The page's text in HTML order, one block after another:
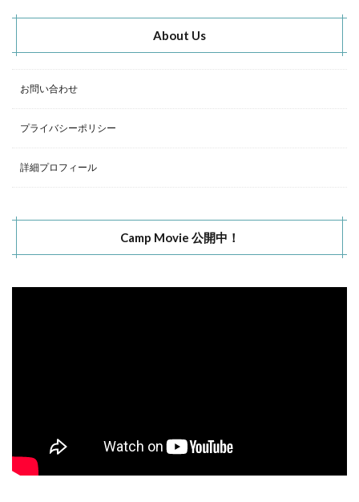
About Us
お問い合わせ
プライバシーポリシー
詳細プロフィール
Camp Movie 公開中！